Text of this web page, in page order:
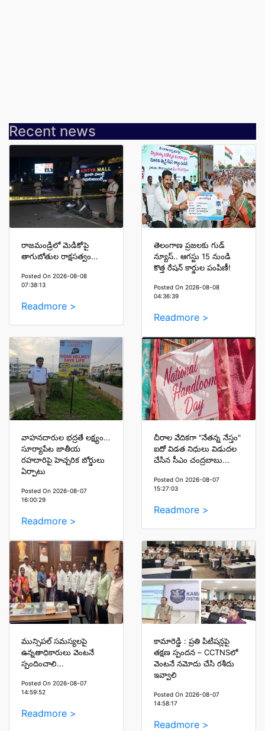
Recent news
రాజమండ్రిలో మెడికోపై
తాగుబోతుల రాక్షసత్వం...
Posted On 2026-08-08
07:38:13
Readmore >
తెలంగాణ ప్రజలకు గుడ్
న్యూస్.. ఆగస్టు 15 నుండి
కొత్త రేషన్ కార్డుల పంపిణీ!
Posted On 2026-08-08
04:36:39
Readmore >
వాహనదారుల భద్రతే లక్ష్యం...
సూర్యాపేట జాతీయ
రహదారిపై హెచ్చరిక బోర్డులు
ఏర్పాటు
Posted On 2026-08-07
16:00:29
Readmore >
చీరాల వేదికగా "నేతన్న నేస్తం"
ఐదో విడత నిధులు విడుదల
చేసిన సీఎం చంద్రబాబు...
Posted On 2026-08-07
15:27:03
Readmore >
మున్సిపల్ సమస్యలపై
ఉన్నతాధికారులు వెంటనే
స్పందించాలి...
Posted On 2026-08-07
14:59:52
Readmore >
కామారెడ్డి : ప్రతి పిటిషన్లపై
తక్షణ స్పందన – CCTNSలో
వెంటనే నమోదు చేసి రశీదు
ఇవ్వాలి
Posted On 2026-08-07
14:58:17
Readmore >